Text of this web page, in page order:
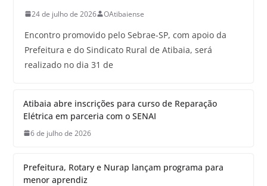
24 de julho de 2026 OAtibaiense
Encontro promovido pelo Sebrae-SP, com apoio da
Prefeitura e do Sindicato Rural de Atibaia, será
realizado no dia 31 de
Atibaia abre inscrições para curso de Reparação
Elétrica em parceria com o SENAI
6 de julho de 2026
Prefeitura, Rotary e Nurap lançam programa para
menor aprendiz